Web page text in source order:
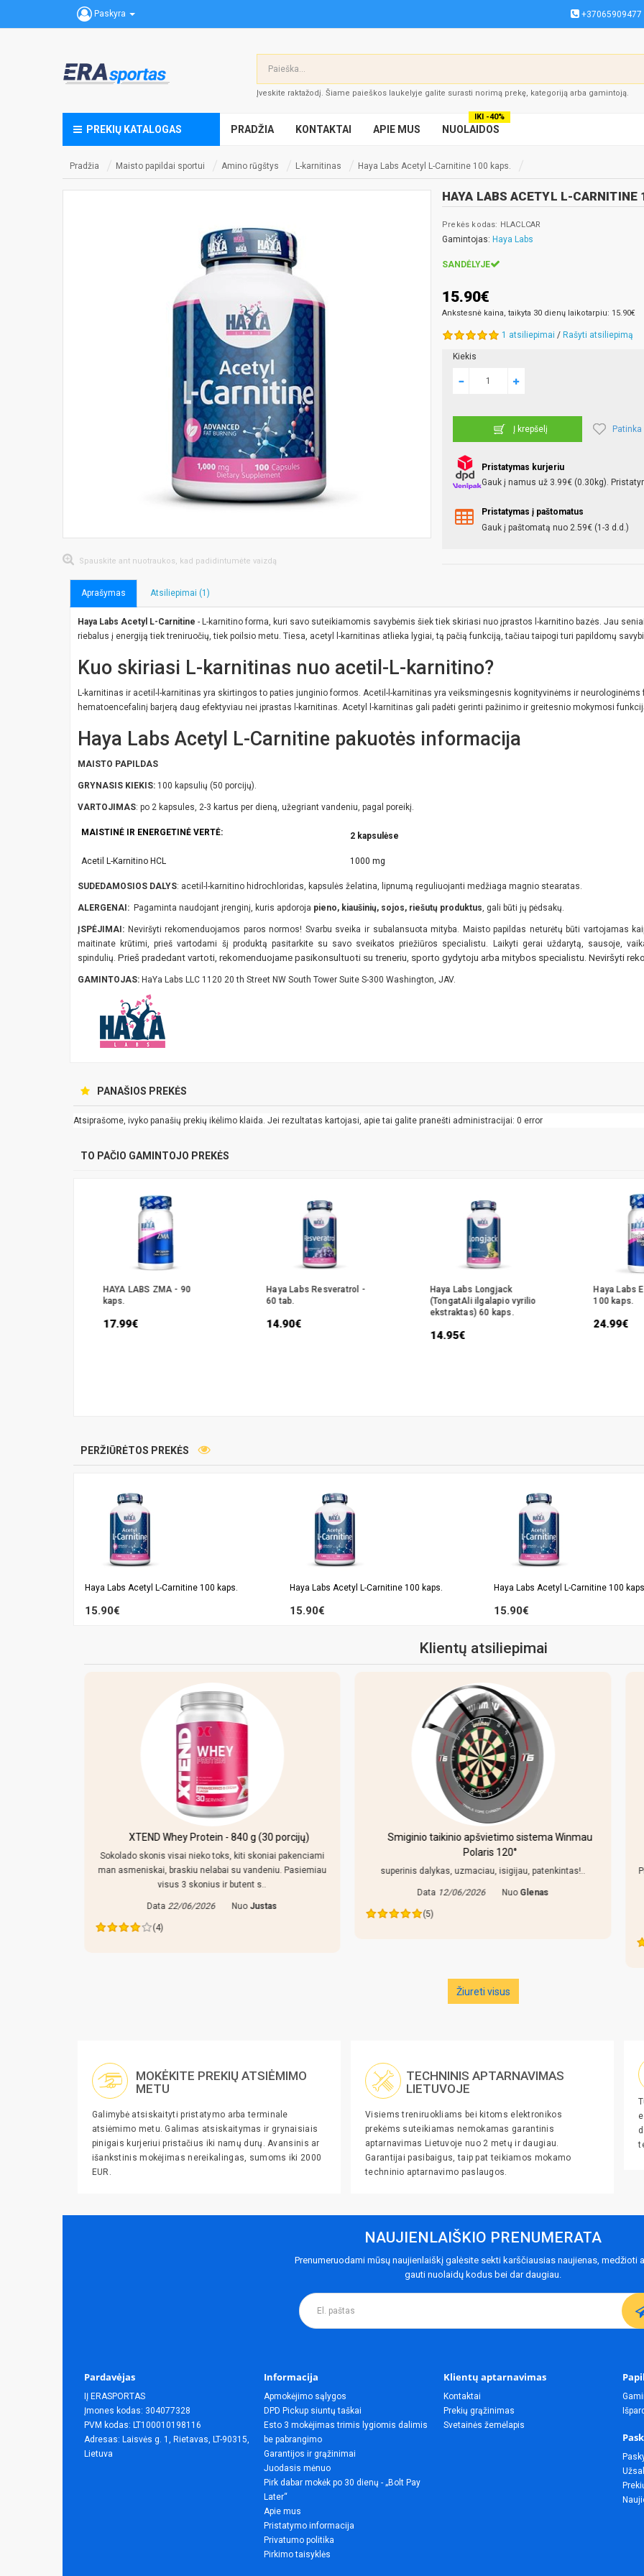
Paskyra +37065909477
Įveskite raktažodį. Šiame paieškos laukelyje galite surasti norimą prekę, kategoriją arba gamintoją.
PREKIŲ KATALOGAS PRADŽIA KONTAKTAI APIE MUS NUOLAIDOS
IKI -40%
Pradžia Maisto papildai sportui Amino rūgštys L-karnitinas Haya Labs Acetyl L-Carnitine 100 kaps.
Spauskite ant nuotraukos, kad padidintumėte vaizdą
HAYA LABS ACETYL L-CARNITINE
Prekės kodas: HLACLCAR
Gamintojas: Haya Labs
SANDĖLYJE
15.90€
Ankstesnė kaina, taikyta 30 dienų laikotarpiu: 15.90€
1 atsiliepimai / Rašyti atsiliepimą
Kiekis
Į krepšelį Patinka
Pristatymas kurjeriu
Gauk į namus už 3.99€ (0.30kg).
Pristatymas į paštomatus
Gauk į paštomatą nuo 2.59€ (1-3 d.d.)
Aprašymas Atsiliepimai (1)
Haya Labs Acetyl L-Carnitine - L-karnitino forma, kuri savo suteikiamomis savybėmis šiek tiek skiriasi nuo įprastos l-karnitino bazės. Jau
riebalus į energiją tiek treniruočių, tiek poilsio metu. Tiesa, acetyl l-karnitinas atlieka lygiai, tą pačią funkciją, tačiau taipogi turi papildomų
Kuo skiriasi L-karnitinas nuo acetil-L-karnitino?
L-karnitinas ir acetil-l-karnitinas yra skirtingos to paties junginio formos. Acetil-l-karnitinas yra veiksmingesnis kognityvinėms ir
hematoencefalinį barjerą daug efektyviau nei įprastas l-karnitinas. Acetyl l-karnitinas gali padėti gerinti pažinimo ir greitesnio mokymosi
Haya Labs Acetyl L-Carnitine pakuotės informacija
MAISTO PAPILDAS
GRYNASIS KIEKIS: 100 kapsulių (50 porcijų).
VARTOJIMAS: po 2 kapsules, 2-3 kartus per dieną, užegriant vandeniu, pagal poreikį.
MAISTINĖ IR ENERGETINĖ VERTĖ: 2 kapsulėse
Acetil L-Karnitino HCL 1000 mg
SUDEDAMOSIOS DALYS: acetil-l-karnitino hidrochloridas, kapsulės želatina, lipnumą reguliuojanti medžiaga magnio stearatas.
ALERGENAI: Pagaminta naudojant įrenginį, kuris apdoroja pieno, kiaušinių, sojos, riešutų produktus, gali būti jų pėdsakų.
ĮSPĖJIMAI: Neviršyti rekomenduojamos paros normos! Svarbu sveika ir subalansuota mityba. Maisto papildas neturėtų būti vartojamas
maitinate krūtimi, prieš vartodami šį produktą pasitarkite su savo sveikatos priežiūros specialistu. Laikyti gerai uždarytą, sausoje,
spindulių. Prieš pradedant vartoti, rekomenduojame pasikonsultuoti su treneriu, sporto gydytoju arba mitybos specialistu. Neviršyti
GAMINTOJAS: HaYa Labs LLC 1120 20 th Street NW South Tower Suite S-300 Washington, JAV.
PANAŠIOS PREKĖS
Atsiprašome, ivyko panašių prekių ikėlimo klaida. Jei rezultatas kartojasi, apie tai galite pranešti administracijai: 0 error
TO PAČIO GAMINTOJO PREKĖS
HAYA LABS ZMA - 90
kaps.
17.99€
Haya Labs Resveratrol -
60 tab.
14.90€
Haya Labs Longjack
(TongatAli ilgalapio vyrilio
ekstraktas) 60 kaps.
14.95€
Haya Labs
100 kaps.
24.99€
PERŽIŪRĖTOS PREKĖS
Haya Labs Acetyl L-Carnitine 100 kaps.
15.90€
Haya Labs Acetyl L-Carnitine 100 kaps.
15.90€
Haya Labs Acetyl L-Carnitine 100
15.90€
Klientų atsiliepimai
XTEND Whey Protein - 840 g (30 porcijų)
Sokolado skonis visai nieko toks, kiti skoniai pakenciami
man asmeniskai, braskiu nelabai su vandeniu. Pasiemiau
visus 3 skonius ir butent s..
Data 22/06/2026 Nuo Justas
(4)
Smiginio taikinio apšvietimo sistema Winmau
Polaris 120°
superinis dalykas, uzmaciau, isigijau, patenkintas!..
Data 12/06/2026 Nuo Glenas
(5)
Žiureti visus
MOKĖKITE PREKIŲ ATSIĖMIMO
METU
Galimybė atsiskaityti pristatymo arba terminale
atsiėmimo metu. Galimas atsiskaitymas ir grynaisiais
pinigais kurjeriui pristačius iki namų durų. Avansinis ar
išankstinis mokėjimas nereikalingas, sumoms iki 2000
EUR.
TECHNINIS APTARNAVIMAS
LIETUVOJE
Visiems treniruokliams bei kitoms elektronikos
prekėms suteikiamas nemokamas garantinis
aptarnavimas Lietuvoje nuo 2 metų ir daugiau.
Garantijai pasibaigus, taip pat teikiamos mokamo
techninio aptarnavimo paslaugos.
NAUJIENLAIŠKIO PRENUMERATA
Prenumeruodami mūsų naujienlaiškį galėsite sekti karščiausias naujienas, medžioti
gauti nuolaidų kodus bei dar daugiau.
Pardavėjas
IĮ ERASPORTAS
Įmones kodas: 304077328
PVM kodas: LT100010198116
Adresas: Laisvės g. 1, Rietavas, LT-90315,
Lietuva
Informacija
Apmokėjimo sąlygos
DPD Pickup siuntų taškai
Esto 3 mokėjimas trimis lygiomis dalimis
be pabrangimo
Garantijos ir grąžinimai
Juodasis mėnuo
Pirk dabar mokėk po 30 dienų - „Bolt Pay
Later“
Apie mus
Pristatymo informacija
Privatumo politika
Pirkimo taisyklės
Klientų aptarnavimas
Kontaktai
Prekių grąžinimas
Svetainės žemėlapis